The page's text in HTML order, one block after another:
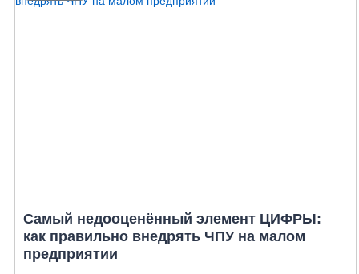
Самый недооценённый элемент ЦИФРЫ:
как правильно внедрять ЧПУ на малом
предприятии